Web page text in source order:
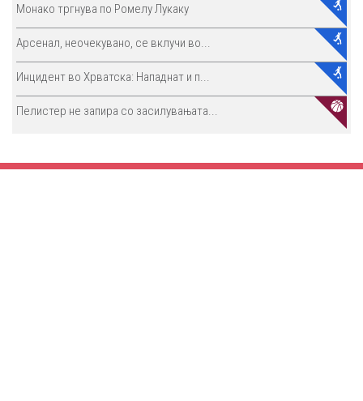
Монако тргнува по Ромелу Лукаку
Арсенал, неочекувано, се вклучи во...
Инцидент во Хрватска: Нападнат и п...
Пелистер не запира со засилувањата...